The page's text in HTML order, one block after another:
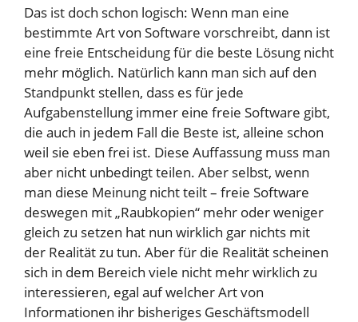
Das ist doch schon logisch: Wenn man eine
bestimmte Art von Software vorschreibt, dann ist
eine freie Entscheidung für die beste Lösung nicht
mehr möglich. Natürlich kann man sich auf den
Standpunkt stellen, dass es für jede
Aufgabenstellung immer eine freie Software gibt,
die auch in jedem Fall die Beste ist, alleine schon
weil sie eben frei ist. Diese Auffassung muss man
aber nicht unbedingt teilen. Aber selbst, wenn
man diese Meinung nicht teilt – freie Software
deswegen mit „Raubkopien“ mehr oder weniger
gleich zu setzen hat nun wirklich gar nichts mit
der Realität zu tun. Aber für die Realität scheinen
sich in dem Bereich viele nicht mehr wirklich zu
interessieren, egal auf welcher Art von
Informationen ihr bisheriges Geschäftsmodell